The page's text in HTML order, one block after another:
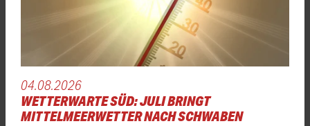
04.08.2026
WETTERWARTE SÜD: JULI BRINGT
MITTELMEERWETTER NACH SCHWABEN